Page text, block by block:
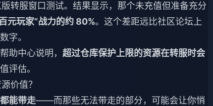
转服窗口测试。结果显示，那个未充值但准备充分
元玩家”战力的约 80%。这个差距远比社区论坛上
字。
助中心说明， 超过仓库保护上限的资源在转服时会
评估。
价值？
能带走——而那些无法带走的部分，可能会让你悄